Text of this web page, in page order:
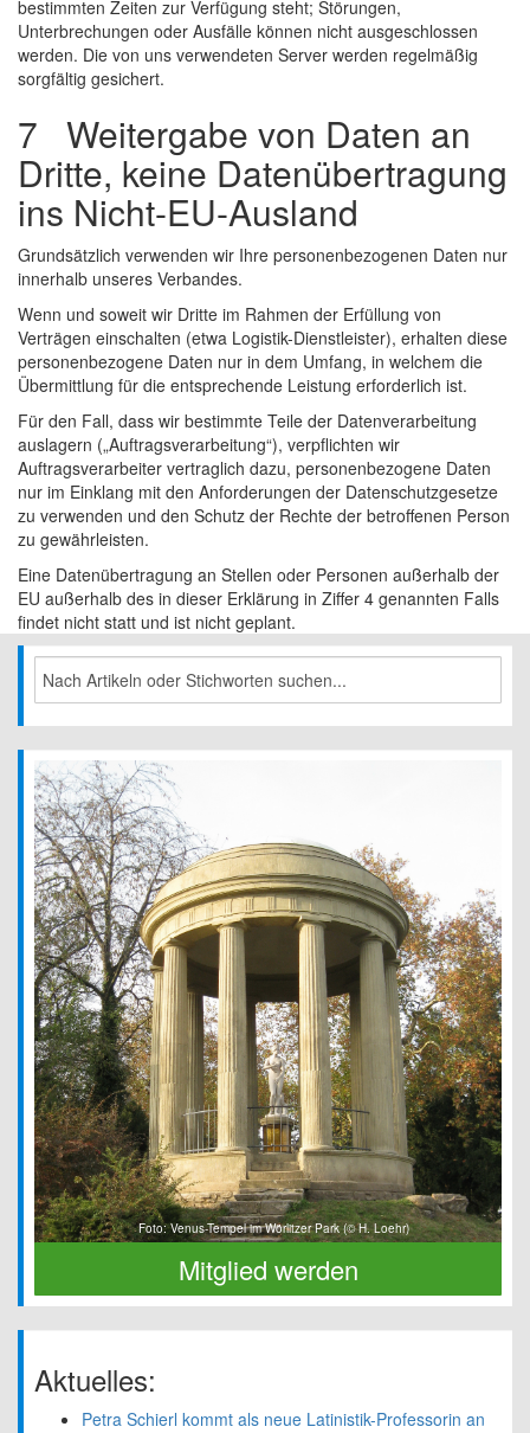
bestimmten Zeiten zur Verfügung steht; Störungen,
Unterbrechungen oder Ausfälle können nicht ausgeschlossen
werden. Die von uns verwendeten Server werden regelmäßig
sorgfältig gesichert.
7 Weitergabe von Daten an
Dritte, keine Datenübertragung
ins Nicht-EU-Ausland
Grundsätzlich verwenden wir Ihre personenbezogenen Daten nur
innerhalb unseres Verbandes.
Wenn und soweit wir Dritte im Rahmen der Erfüllung von
Verträgen einschalten (etwa Logistik-Dienstleister), erhalten diese
personenbezogene Daten nur in dem Umfang, in welchem die
Übermittlung für die entsprechende Leistung erforderlich ist.
Für den Fall, dass wir bestimmte Teile der Datenverarbeitung
auslagern („Auftragsverarbeitung“), verpflichten wir
Auftragsverarbeiter vertraglich dazu, personenbezogene Daten
nur im Einklang mit den Anforderungen der Datenschutzgesetze
zu verwenden und den Schutz der Rechte der betroffenen Person
zu gewährleisten.
Eine Datenübertragung an Stellen oder Personen außerhalb der
EU außerhalb des in dieser Erklärung in Ziffer 4 genannten Falls
findet nicht statt und ist nicht geplant.
Foto: Venus-Tempel im Wörlitzer Park (© H. Loehr)
Mitglied werden
Aktuelles:
Petra Schierl kommt als neue Latinistik-Professorin an